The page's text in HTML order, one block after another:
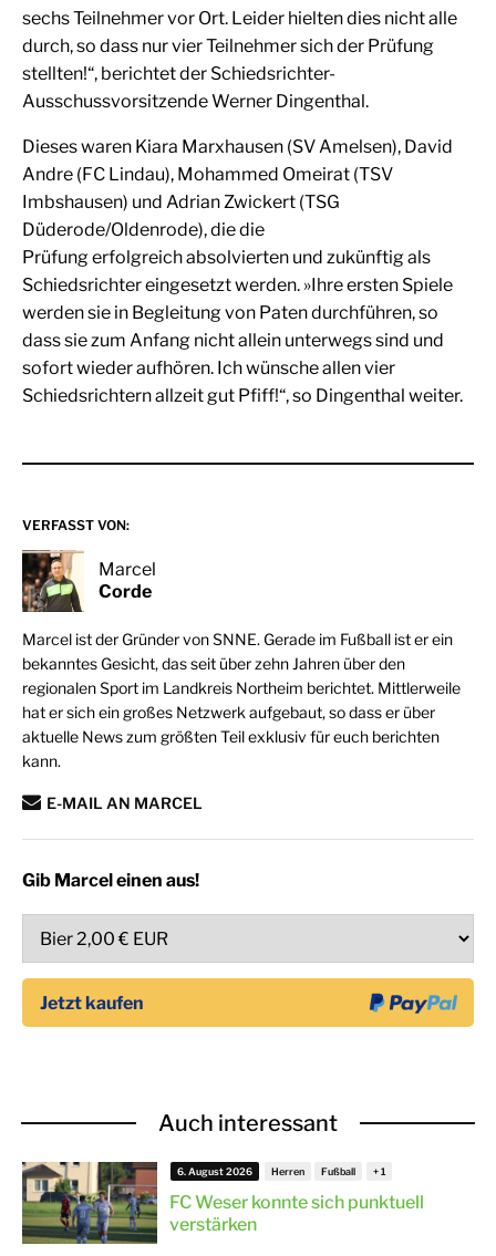
sechs Teilnehmer vor Ort. Leider hielten dies nicht alle
durch, so dass nur vier Teilnehmer sich der Prüfung
stellten!“, berichtet der Schiedsrichter-
Ausschussvorsitzende Werner Dingenthal.
Dieses waren Kiara Marxhausen (SV Amelsen), David
Andre (FC Lindau), Mohammed Omeirat (TSV
Imbshausen) und Adrian Zwickert (TSG
Düderode/Oldenrode), die die
Prüfung erfolgreich absolvierten und zukünftig als
Schiedsrichter eingesetzt werden. »Ihre ersten Spiele
werden sie in Begleitung von Paten durchführen, so
dass sie zum Anfang nicht allein unterwegs sind und
sofort wieder aufhören. Ich wünsche allen vier
Schiedsrichtern allzeit gut Pfiff!“, so Dingenthal weiter.
VERFASST VON:
Marcel
Corde
Marcel ist der Gründer von SNNE. Gerade im Fußball ist er ein
bekanntes Gesicht, das seit über zehn Jahren über den
regionalen Sport im Landkreis Northeim berichtet. Mittlerweile
hat er sich ein großes Netzwerk aufgebaut, so dass er über
aktuelle News zum größten Teil exklusiv für euch berichten
kann.
E-MAIL AN MARCEL
Gib Marcel einen aus!
Auch interessant
FC Weser konnte sich punktuell
verstärken
6. August 2026 Herren Fußball